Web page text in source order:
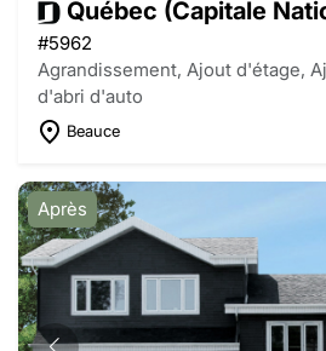
Québec (Capitale
#5962
Agrandissement, Ajout d'étage,
d'abri d'auto
Beauce
Après